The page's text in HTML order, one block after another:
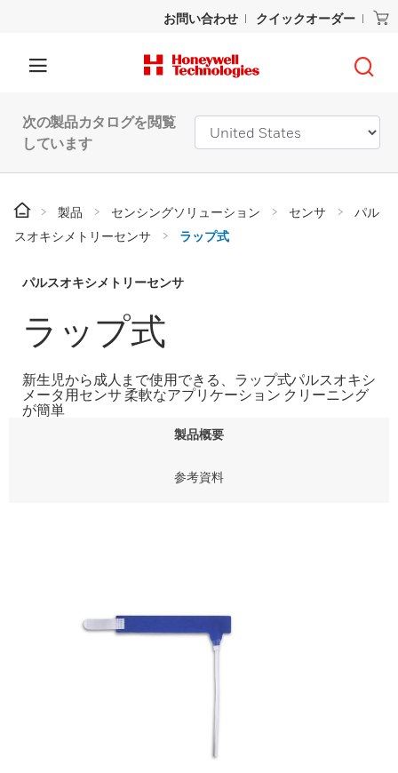
お問い合わせ クイックオーダー
次の製品カタログを閲覧
しています
製品 センシングソリューション センサ
パル
スオキシメトリーセンサ
ラップ式
パルスオキシメトリーセンサ
ラップ式
新生児から成人まで使用できる、ラップ式パルスオキシ
メータ用センサ 柔軟なアプリケーション クリーニング
が簡単
製品概要
参考資料